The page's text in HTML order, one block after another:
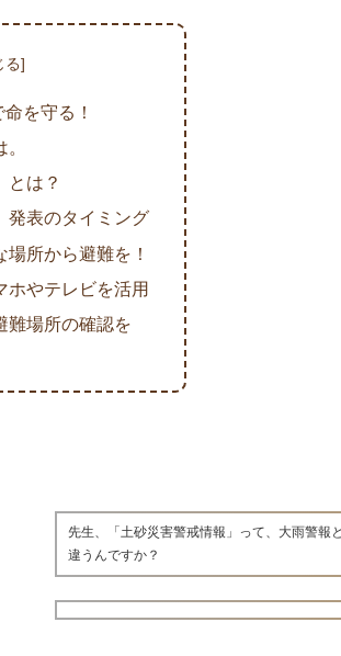
を守る！
とは？
発表のタイミング
所から避難を！
ホやテレビを活用
難場所の確認を
先生、「土砂災害警戒情報」って、大雨警報
違うんですか？